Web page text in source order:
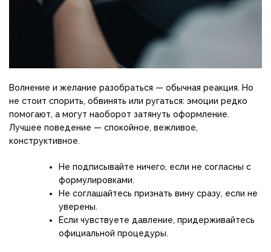
Волнение и желание разобраться — обычная реакция. Но
не стоит спорить, обвинять или ругаться: эмоции редко
помогают, а могут наоборот затянуть оформление.
Лучшее поведение — спокойное, вежливое,
конструктивное.
Не подписывайте ничего, если не согласны с
формулировками.
Не соглашайтесь признать вину сразу, если не
уверены.
Если чувствуете давление, придерживайтесь
официальной процедуры.